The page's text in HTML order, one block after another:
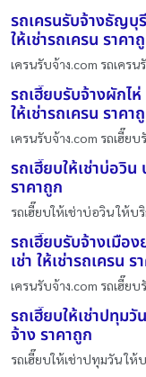
รถเครนรับจ้างธัญบุ
ให้เช่ารถเครน ราคา
เครนรับจ้าง.com รถเคร
รถเฮี๊ยบรับจ้างผักไห่
ให้เช่ารถเครน ราคา
เครนรับจ้าง.com รถเฮี๊ย
รถเฮี๊ยบให้เช่าบ่อวิ
ราคาถูก
รถเฮี๊ยบให้เช่าบ่อวิน ให้บ
รถเฮี๊ยบรับจ้างเมือง
เช่า ให้เช่ารถเครน ร
เครนรับจ้าง.com รถเฮี๊ยบ
รถเฮี๊ยบให้เช่าปทุม
จ้าง ราคาถูก
รถเฮี๊ยบให้เช่าปทุมวัน ให้